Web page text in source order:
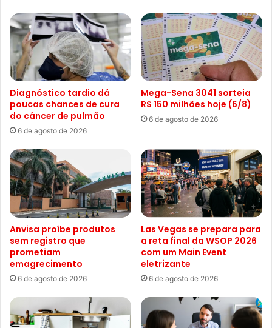
Diagnóstico tardio dá
poucas chances de cura
do câncer de pulmão
6 de agosto de 2026
Mega-Sena 3041 sorteia
R$ 150 milhões hoje (6/8)
6 de agosto de 2026
Anvisa proíbe produtos
sem registro que
prometiam
emagrecimento
6 de agosto de 2026
Las Vegas se prepara para
a reta final da WSOP 2026
com um Main Event
eletrizante
6 de agosto de 2026